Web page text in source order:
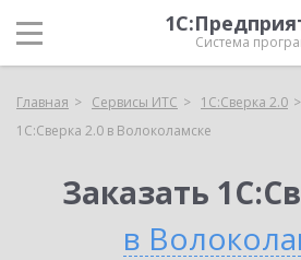
Система
Главная Сервисы ИТС
1С:Сверка 2.0
1С:Сверка 2.0 в Волоколамске
Заказать
в